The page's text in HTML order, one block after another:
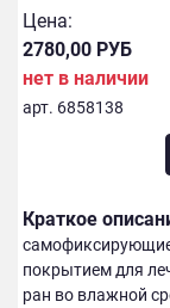
Цена:
2780,00 РУБ
нет в наличии
арт. 6858138
Краткое
покрытием для
ран во влажной